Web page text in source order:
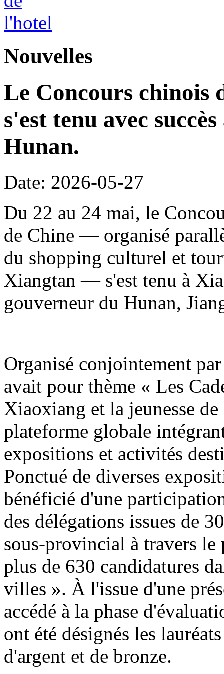
Nouvelles
Le Concours chinois
s'est tenu avec
Hunan.
Date: 2026-05-27
Du 22 au 24 mai, le
de Chine — organisé
du shopping culturel et
Xiangtan — s'est tenu à
gouverneur du Hunan,
Organisé conjointement
avait pour thème « Les
Xiaoxiang et la jeunesse
plateforme globale
expositions et activités
Ponctué de diverses
bénéficié d'une
des délégations issues de
sous-provincial à travers
plus de 630 candidatures
villes ». À l'issue d'une
accédé à la phase
ont été désignés les
d'argent et de bronze.